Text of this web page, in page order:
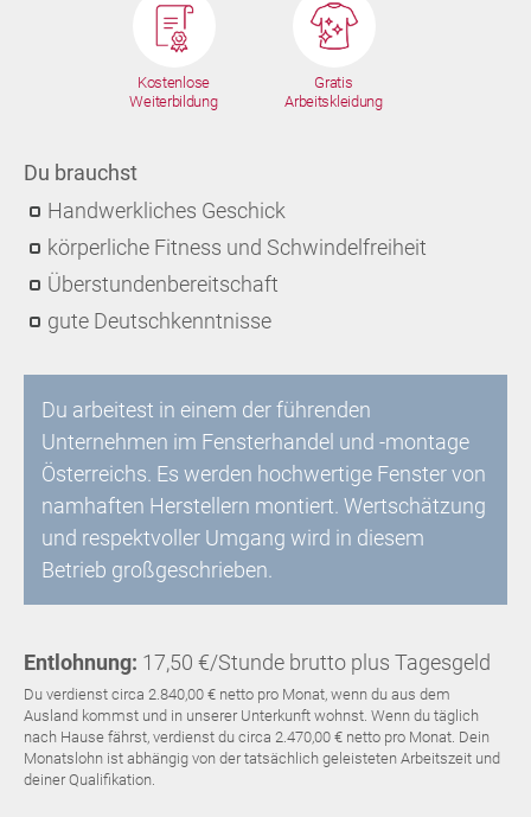
Kostenlose
Weiterbildung
Gratis
Arbeitskleidung
Du brauchst
Handwerkliches Geschick
körperliche Fitness und Schwindelfreiheit
Überstundenbereitschaft
gute Deutschkenntnisse
Du arbeitest in einem der führenden
Unternehmen im Fensterhandel und -montage
Österreichs. Es werden hochwertige Fenster von
namhaften Herstellern montiert. Wertschätzung
und respektvoller Umgang wird in diesem
Betrieb großgeschrieben.
Entlohnung: 17,50 €/Stunde brutto plus Tagesgeld
Du verdienst circa 2.840,00 € netto pro Monat, wenn du aus dem
Ausland kommst und in unserer Unterkunft wohnst. Wenn du täglich
nach Hause fährst, verdienst du circa 2.470,00 € netto pro Monat. Dein
Monatslohn ist abhängig von der tatsächlich geleisteten Arbeitszeit und
deiner Qualifikation.